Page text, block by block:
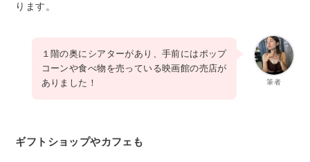
ります。
筆者
１階の奥にシアターがあり、手前にはポップ
コーンや食べ物を売っている映画館の売店が
ありました！
ギフトショップやカフェも